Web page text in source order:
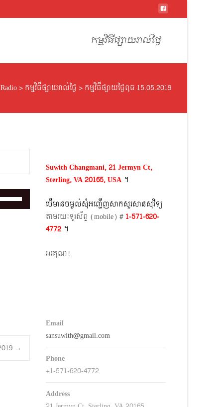
content
កម្មវិធីផ្សាយរាល់ថ្ងៃ
> កម្មវិធីផ្សាយរាល់ថ្ងៃ > កម្មវិធីផ្សាយថ្ងៃពុធ 15.05.2019
→
Suwith Changmani, 21 Jermyn Ct,
Sterling, VA 20165, USA ។​
បើមានចម្ងល់​សុំអញ្ជើញសាកសួរសានសុវិទ្យ
តាមរយៈទូរស័ព្ទ​ (mobile)​ # 1-571-620-
4772​ ។
អរគុណ!
Email
sansuwith@gmail.com
Phone
+1-571-620-4772
Address